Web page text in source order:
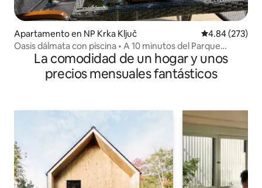
Apartamento en NP Krka Ključ Calificación
4.84 (273)
Oasis dálmata con piscina • A 10 minutos del Parque
Nacional de Krka
La comodidad de un hogar y unos
precios mensuales fantásticos